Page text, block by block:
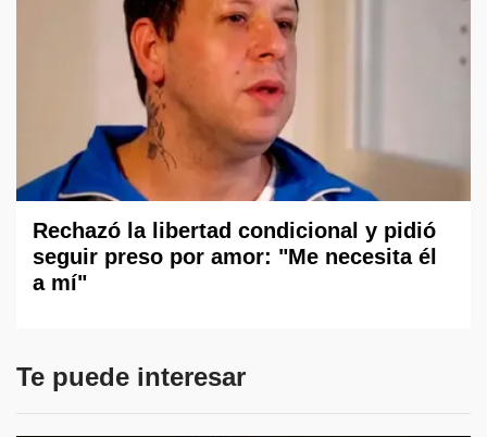
Rechazó la libertad condicional y pidió
seguir preso por amor: "Me necesita él
a mí"
Te puede interesar